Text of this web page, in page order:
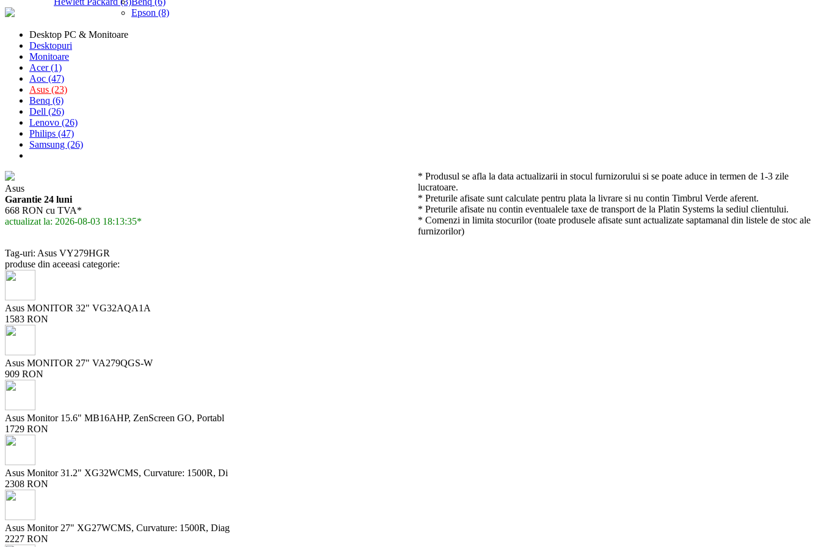
Epson (8)
Desktop PC & Monitoare
Desktopuri
Monitoare
Acer (1)
Aoc (47)
Asus (23)
Benq (6)
Dell (26)
Lenovo (26)
Philips (47)
Samsung (26)
Asus
Garantie 24 luni
668 RON cu TVA*
actualizat la: 2026-08-03 18:13:35*
* Produsul se afla la data actualizarii in stocul furnizorului si se poate aduce in termen de 1-3 zile
lucratoare.
* Preturile afisate sunt calculate pentru plata la livrare si nu contin Timbrul Verde aferent.
* Preturile afisate nu contin eventualele taxe de transport de la Platin Systems la sediul clientului.
* Comenzi in limita stocurilor (toate produsele afisate sunt actualizate saptamanal din listele de stoc ale
furnizorilor)
Tag-uri: Asus VY279HGR
produse din aceeasi categorie:
Asus MONITOR 32" VG32AQA1A
1583 RON
Asus MONITOR 27" VA279QGS-W
909 RON
Asus Monitor 15.6" MB16AHP, ZenScreen GO, Portabl
1729 RON
Asus Monitor 31.2" XG32WCMS, Curvature: 1500R, Di
2308 RON
Asus Monitor 27" XG27WCMS, Curvature: 1500R, Diag
2227 RON